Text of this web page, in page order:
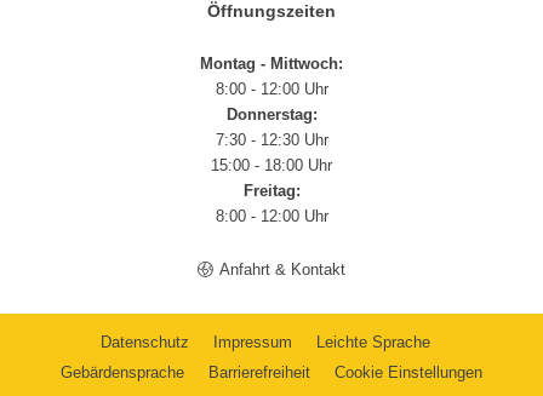
Öffnungszeiten
Montag - Mittwoch:
8:00 - 12:00 Uhr
Donnerstag:
7:30 - 12:30 Uhr
15:00 - 18:00 Uhr
Freitag:
8:00 - 12:00 Uhr
Anfahrt & Kontakt
Datenschutz Impressum
Leichte Sprache
Gebärdensprache
Barrierefreiheit Cookie Einstellungen